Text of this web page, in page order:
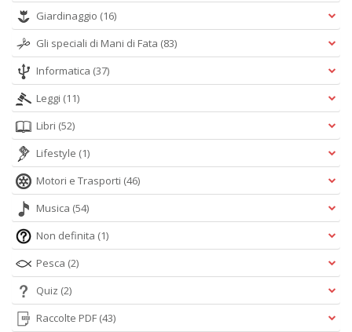
Giardinaggio (16)
Gli speciali di Mani di Fata (83)
Informatica (37)
Leggi (11)
Libri (52)
Lifestyle (1)
Motori e Trasporti (46)
Musica (54)
Non definita (1)
Pesca (2)
Quiz (2)
Raccolte PDF (43)